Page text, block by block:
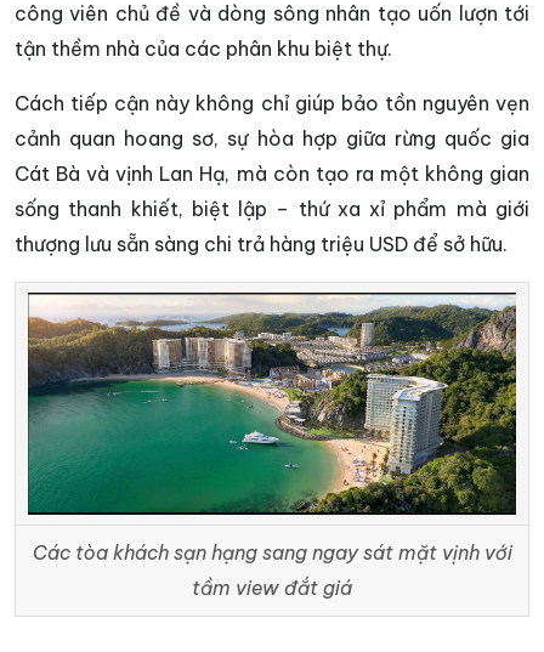
công viên chủ đề và dòng sông nhân tạo uốn lượn tới
tận thềm nhà của các phân khu biệt thự.
Cách tiếp cận này không chỉ giúp bảo tồn nguyên vẹn
cảnh quan hoang sơ, sự hòa hợp giữa rừng quốc gia
Cát Bà và vịnh Lan Hạ, mà còn tạo ra một không gian
sống thanh khiết, biệt lập – thứ xa xỉ phẩm mà giới
thượng lưu sẵn sàng chi trả hàng triệu USD để sở hữu.
Các tòa khách sạn hạng sang ngay sát mặt vịnh với
tầm view đắt giá